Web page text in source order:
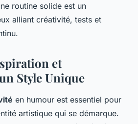
routine solide est un
alliant créativité, tests et
et
Style Unique
en humour est essentiel pour
artistique qui se démarque.